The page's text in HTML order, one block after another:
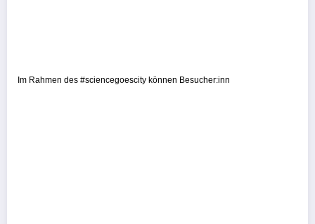
Im Rahmen des #sciencegoescity können Besucher:inn